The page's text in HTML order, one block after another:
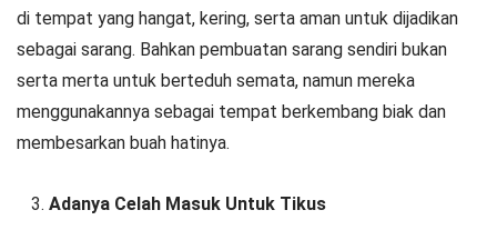
di tempat yang hangat, kering, serta aman untuk dijadikan
sebagai sarang. Bahkan pembuatan sarang sendiri bukan
serta merta untuk berteduh semata, namun mereka
menggunakannya sebagai tempat berkembang biak dan
membesarkan buah hatinya.
Adanya Celah Masuk Untuk Tikus